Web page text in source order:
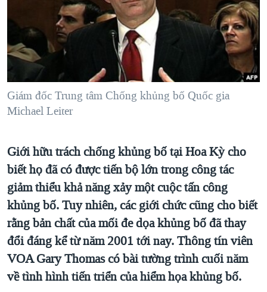
"Tìm"
NGƯỜI VIỆT HẢI NGOẠI
ĐỜI SỐNG
KINH TẾ
KHOA HỌC
SỨC KHOẺ
GIÁO DỤC
HÀNH TRÌNH BẦU CỬ 2024
MỘT NĂM CHIẾN TRANH TẠI DẢI GAZA
GIẢI MÃ VÀNH ĐAI & CON ĐƯỜNG
TRỊNH VĨNH BÌNH - NGƯỜI HẠ 'BÊN THẮNG CUỘC'
CHI PHÍ CHIẾN TRANH AFGHANISTAN
CÁC GIÁ TRỊ CỘNG HÒA Ở VIỆT NAM
THƯỢNG ĐỈNH TRUMP-KIM TẠI VIỆT NAM
TRỊNH VĨNH BÌNH VS. CHÍNH PHỦ VIỆT NAM
NGƯ DÂN VIỆT VÀ LÀN SÓNG TRỘM HẢI SÂM
BÊN KIA QUỐC LỘ: TIẾNG VỌNG TỪ NÔNG THÔN MỸ
QUAN HỆ VIỆT MỸ
NGHE
MẠNG XÃ HỘI
Giám đốc Trung tâm Chống khủng bố Quốc gia
Michael Leiter
Giới hữu trách chống khủng bố tại Hoa Kỳ cho
biết họ đã có được tiến bộ lớn trong công tác
giảm thiểu khả năng xảy một cuộc tấn công
khủng bố. Tuy nhiên, các giới chức cũng cho biết
rằng bản chất của mối đe dọa khủng bố đã thay
đổi đáng kể từ năm 2001 tới nay. Thông tín viên
VOA Gary Thomas có bài tường trình cuối năm
về tình hình tiến triển của hiểm họa khủng bố.